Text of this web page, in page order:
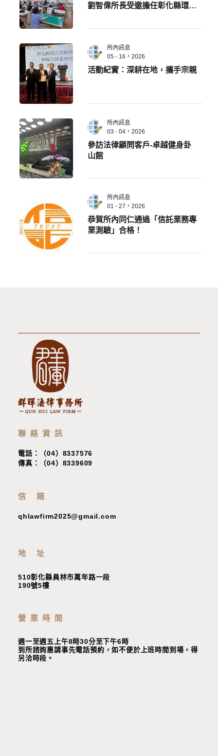
劉智偉所長受邀擔任彰化縣環保
所內訊息
05 - 16，2026
活動紀實：深耕在地，攜手宗親
所內訊息
03 - 04，2026
參訪法律顧問客戶-卓越健身卦
山館
所內訊息
01 - 27，2026
恭賀所內同仁通過「信託業務專
業測驗」合格！
聯絡資訊
電話：（04）8337576
傳真：（04）8339609
信 箱
qhlawfirm2025@gmail.com
地 址
510彰化縣員林市萬年路一段
190號5樓
營業時間
週一至週五上午8時30分至下午6時
到所諮詢惠請事先電話預約，如不便於上班時間到場，得
另洽時段 。